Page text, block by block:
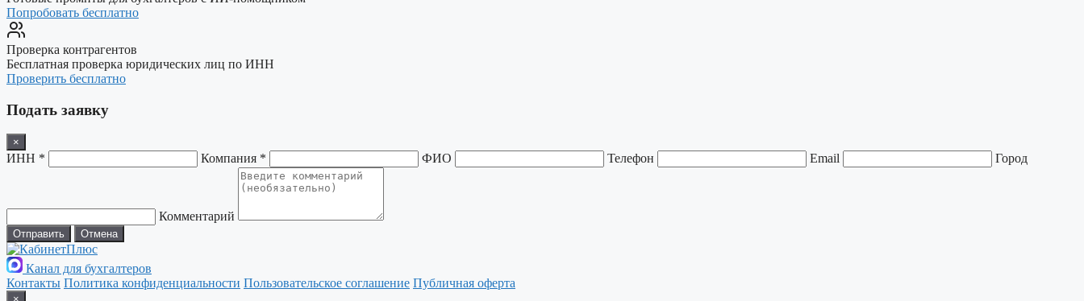
Попробовать бесплатно
Проверка контрагентов
Бесплатная проверка юридических лиц по ИНН
Проверить бесплатно
Подать заявку
×
ИНН * Компания * ФИО Телефон Email Город
Комментарий
Отправить Отмена
Канал для бухгалтеров
Контакты Политика конфиденциальности Пользовательское соглашение Публичная оферта